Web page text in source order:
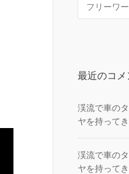
最近のコメ
渓流で車の
ヤを持って
渓流で車の
ヤを持って